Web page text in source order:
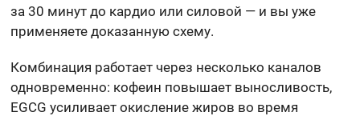
за 30 минут до кардио или силовой — и вы уже
применяете доказанную схему.
Комбинация работает через несколько каналов
одновременно: кофеин повышает выносливость,
EGCG усиливает окисление жиров во время